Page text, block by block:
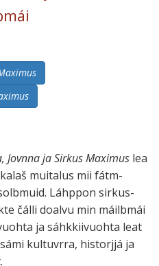
Jovnna ja Sirkus Maximus lea
muita­lus mii fátm­
Láhp­pon sirkus­
čálli doalvu min mái­lbmái
ja sáhk­kii­vuohta leat
kul­tuvrra, his­torjjá ja